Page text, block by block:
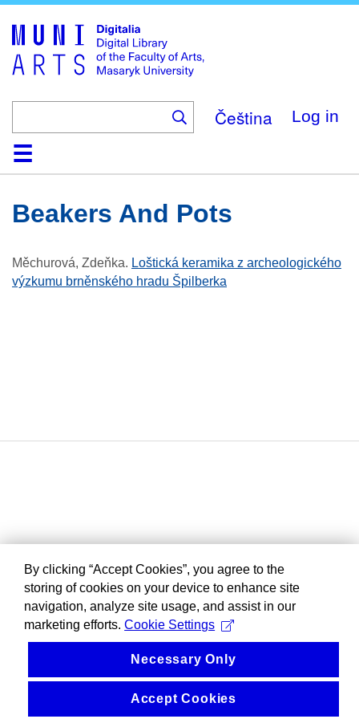
main
content
Čeština Log in
HomeCollections
Browse
Search
About
HelpContactDigitalia
Beakers And Pots
Měchurová, Zdeňka. Loštická keramika z archeologického
výzkumu brněnského hradu Špilberka
By clicking “Accept Cookies”, you agree to the
storing of cookies on your device to enhance site
navigation, analyze site usage, and assist in our
marketing efforts. Cookie Settings
Necessary Only
Accept Cookies